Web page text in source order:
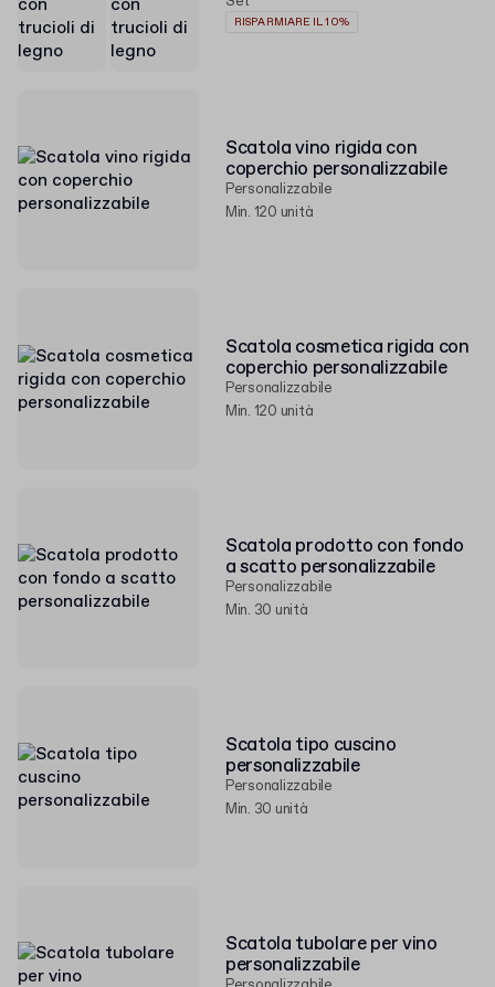
RISPARMIARE IL 10%
Scatola vino rigida con
coperchio personalizzabile
Personalizzabile
Min. 120 unità
Scatola cosmetica rigida con
coperchio personalizzabile
Personalizzabile
Min. 120 unità
Scatola prodotto con fondo
a scatto personalizzabile
Personalizzabile
Min. 30 unità
Scatola tipo cuscino
personalizzabile
Personalizzabile
Min. 30 unità
Scatola tubolare per vino
personalizzabile